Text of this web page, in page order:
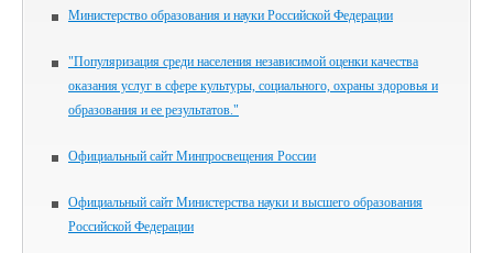
Министерство образования и науки Российской Федерации
"Популяризация среди населения независимой оценки качества
оказания услуг в сфере культуры, социального, охраны здоровья и
образования и ее результатов."
Официальный сайт Минпросвещения России
Официальный сайт Министерства науки и высшего образования
Российской Федерации